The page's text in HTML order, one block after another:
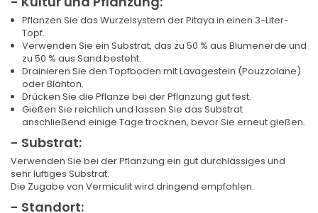
Pflanzen Sie das Wurzelsystem der Pitaya in einen 3-Liter-
Topf.
Verwenden Sie ein Substrat, das zu 50 % aus Blumenerde und
zu 50 % aus Sand besteht.
Drainieren Sie den Topfboden mit Lavagestein (Pouzzolane)
oder Blähton.
Drücken Sie die Pflanze bei der Pflanzung gut fest.
Gießen Sie reichlich und lassen Sie das Substrat
anschließend einige Tage trocknen, bevor Sie erneut gießen.
- Substrat:
Verwenden Sie bei der Pflanzung ein gut durchlässiges und
sehr luftiges Substrat.
Die Zugabe von Vermiculit wird dringend empfohlen.
- Standort: